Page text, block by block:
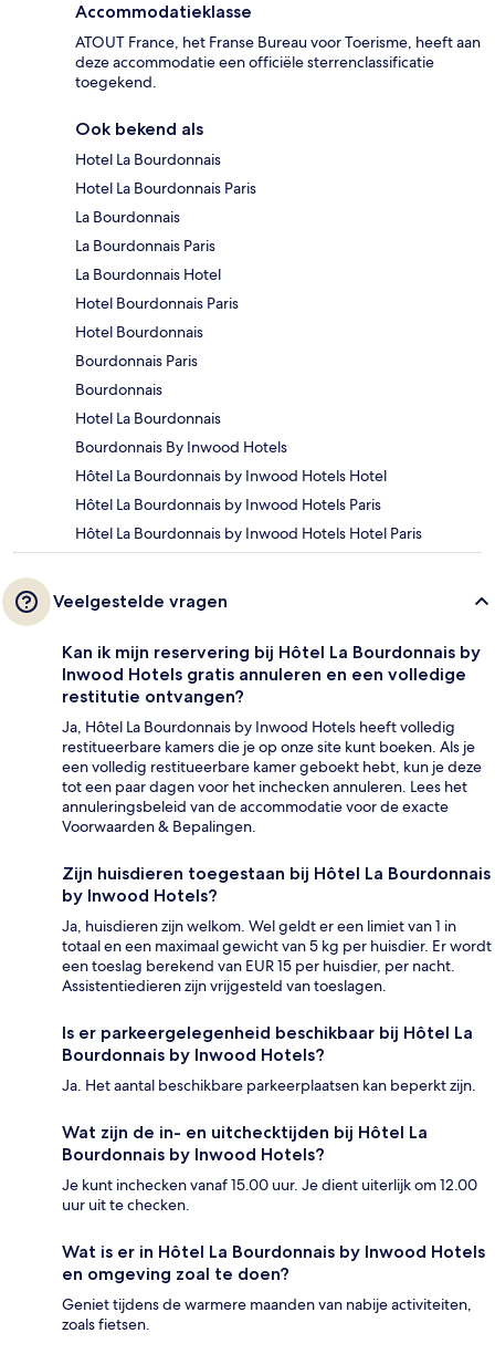
Accommodatieklasse
ATOUT France, het Franse Bureau voor Toerisme, heeft aan
deze accommodatie een officiële sterrenclassificatie
toegekend.
Ook bekend als
Hotel La Bourdonnais
Hotel La Bourdonnais Paris
La Bourdonnais
La Bourdonnais Paris
La Bourdonnais Hotel
Hotel Bourdonnais Paris
Hotel Bourdonnais
Bourdonnais Paris
Bourdonnais
Hotel La Bourdonnais
Bourdonnais By Inwood Hotels
Hôtel La Bourdonnais by Inwood Hotels Hotel
Hôtel La Bourdonnais by Inwood Hotels Paris
Hôtel La Bourdonnais by Inwood Hotels Hotel Paris
Veelgestelde vragen
Kan ik mijn reservering bij Hôtel La Bourdonnais by
Inwood Hotels gratis annuleren en een volledige
restitutie ontvangen?
Ja, Hôtel La Bourdonnais by Inwood Hotels heeft volledig
restitueerbare kamers die je op onze site kunt boeken. Als je
een volledig restitueerbare kamer geboekt hebt, kun je deze
tot een paar dagen voor het inchecken annuleren. Lees het
annuleringsbeleid van de accommodatie voor de exacte
Voorwaarden & Bepalingen.
Zijn huisdieren toegestaan bij Hôtel La Bourdonnais
by Inwood Hotels?
Ja, huisdieren zijn welkom. Wel geldt er een limiet van 1 in
totaal en een maximaal gewicht van 5 kg per huisdier. Er wordt
een toeslag berekend van EUR 15 per huisdier, per nacht.
Assistentiedieren zijn vrijgesteld van toeslagen.
Is er parkeergelegenheid beschikbaar bij Hôtel La
Bourdonnais by Inwood Hotels?
Ja. Het aantal beschikbare parkeerplaatsen kan beperkt zijn.
Wat zijn de in- en uitchecktijden bij Hôtel La
Bourdonnais by Inwood Hotels?
Je kunt inchecken vanaf 15.00 uur. Je dient uiterlijk om 12.00
uur uit te checken.
Wat is er in Hôtel La Bourdonnais by Inwood Hotels
en omgeving zoal te doen?
Geniet tijdens de warmere maanden van nabije activiteiten,
zoals fietsen.